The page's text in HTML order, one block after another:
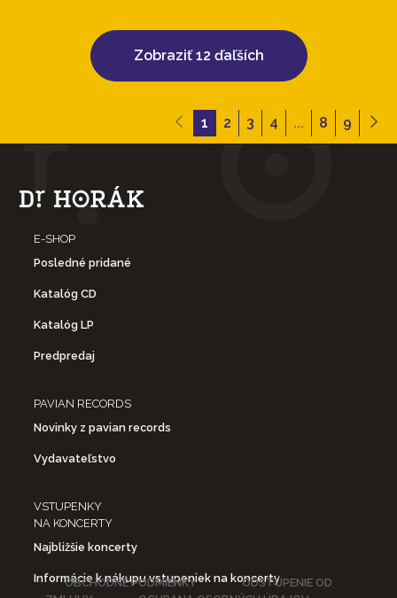
Zobraziť 12 ďaľších
1 2 3 4 ... 8 9
E-SHOP
Posledné pridané
Katalóg CD
Katalóg LP
Predpredaj
PAVIAN RECORDS
Novinky z pavian records
Vydavateľstvo
VSTUPENKY
NA KONCERTY
Najbližšie koncerty
Informácie k nákupu vstupeniek na koncerty
OBCHODNÉ PODMIENKY
ODSTÚPENIE OD